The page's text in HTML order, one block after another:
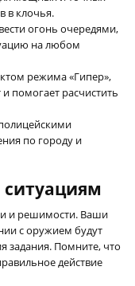
в клочья.
огонь очередями,
на любом
режима «Гипер»,
помогает расчистить
по городу и
и решимости. Ваши
с оружием будут
задания. Помните, что
действие